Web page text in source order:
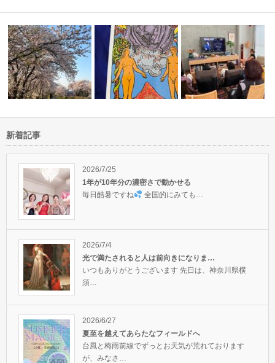
真実のラータロットは頼りにな
ります
魔法の祭典2023summerありが
とう…
四日市でも雪が降りまし
新着記事
2026/7/25
1年が10年分の濃密さで動かせる
毎日酷暑ですね
全国的にみても…
2026/7/4
光で満たされると人は前向きになりま…
いつもありがとうございます 先日は、神奈川県横
須…
2026/6/27
夏至を越えてあらたなフィールドへ
台風と梅雨前線でずっとお天気が荒れております
が、みなさ…